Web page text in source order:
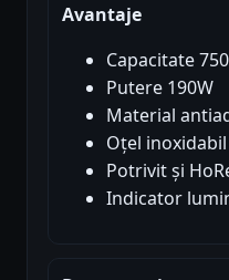
Avantaje
Capacitate
Putere 190W
Material
Oțel inoxidabil
Potrivit și
Indicator